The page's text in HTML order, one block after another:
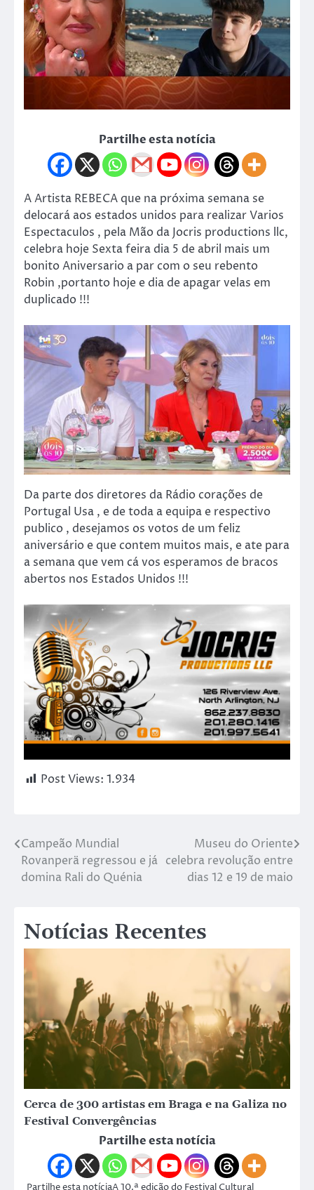
Partilhe esta notícia
A Artista REBECA que na próxima semana se
delocará aos estados unidos para realizar Varios
Espectaculos , pela Mão da Jocris productions llc,
celebra hoje Sexta feira dia 5 de abril mais um
bonito Aniversario a par com o seu rebento
Robin ,portanto hoje e dia de apagar velas em
duplicado !!!
Da parte dos diretores da Rádio corações de
Portugal Usa , e de toda a equipa e respectivo
publico , desejamos os votos de um feliz
aniversário e que contem muitos mais, e ate para
a semana que vem cá vos esperamos de bracos
abertos nos Estados Unidos !!!
Post Views: 1.934
Campeão Mundial
Rovanperä regressou e já
domina Rali do Quénia
Museu do Oriente
celebra revolução entre
dias 12 e 19 de maio
Notícias Recentes
Cerca de 300 artistas em Braga e na Galiza no
Festival Convergências
Partilhe esta notícia
Partilhe esta notíciaA 10.ª edição do Festival Cultural